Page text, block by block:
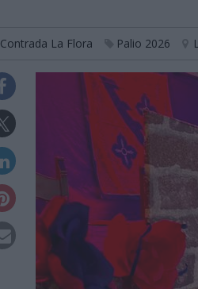
Contrada La Flora Palio 2026